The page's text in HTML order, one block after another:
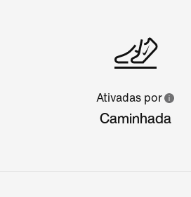
Ativadas por
Caminhada